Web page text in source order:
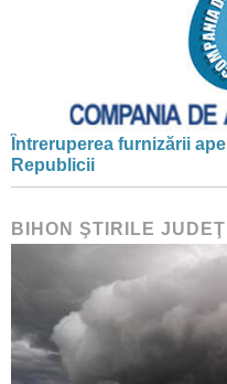
Întreruperea furnizării
Republicii
BIHON ŞTIRILE